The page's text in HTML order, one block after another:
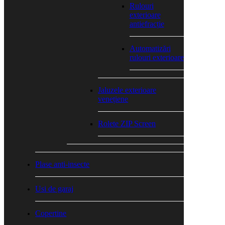
Rulouri
exterioare
antiefracție
Automatizări
rulouri exterioare
Jaluzele exterioare
venețiene
Rolete ZIP Screen
Plase anti-insecte
Usi de garaj
Copertine